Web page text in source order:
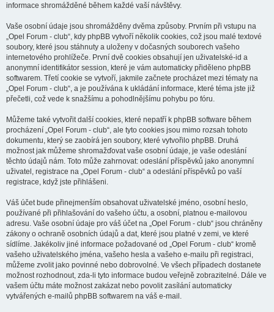
informace shromážděné během každé vaší návštěvy.
Vaše osobní údaje jsou shromážděny dvěma způsoby. Prvním při vstupu na
„Opel Forum - club“, kdy phpBB vytvoří několik cookies, což jsou malé textové
soubory, které jsou stáhnuty a uloženy v dočasných souborech vašeho
internetového prohlížeče. První dvě cookies obsahují jen uživatelské-id a
anonymní identifikátor session, které je vám automaticky přiděleno phpBB
softwarem. Třetí cookie se vytvoří, jakmile začnete procházet mezi tématy na
„Opel Forum - club“, a je používána k ukládání informace, které téma jste již
přečetli, což vede k snažšímu a pohodlnějšímu pohybu po fóru.
Můžeme také vytvořit další cookies, které nepatří k phpBB software během
procházení „Opel Forum - club“, ale tyto cookies jsou mimo rozsah tohoto
dokumentu, který se zaobírá jen soubory, které vytvořilo phpBB. Druhá
možnost jak můžeme shromažďovat vaše osobní údaje, je vaše odeslání
těchto údajů nám. Toto může zahrnovat: odeslání příspěvků jako anonymní
uživatel, registrace na „Opel Forum - club“ a odeslání příspěvků po vaší
registrace, když jste přihlášeni.
Váš účet bude přinejmenším obsahovat uživatelské jméno, osobní heslo,
používané při přihlašování do vašeho účtu, a osobní, platnou e-mailovou
adresu. Vaše osobní údaje pro váš účet na „Opel Forum - club“ jsou chráněny
zákony o ochraně osobních údajů a dat, které jsou platné v zemi, ve které
sídlíme. Jakékoliv jiné informace požadované od „Opel Forum - club“ kromě
vašeho uživatelského jména, vašeho hesla a vašeho e-mailu při registraci,
můžeme zvolit jako povinné nebo dobrovolné. Ve všech případech dostanete
možnost rozhodnout, zda-li tyto informace budou veřejně zobrazitelné. Dále ve
vašem účtu máte možnost zakázat nebo povolit zasílání automaticky
vytvářených e-mailů phpBB softwarem na váš e-mail.